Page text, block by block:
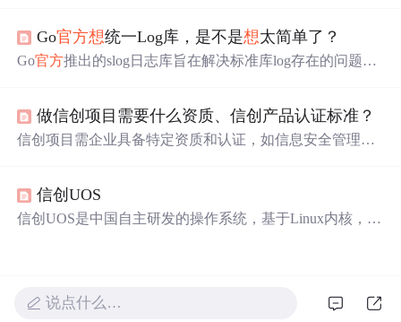
包括标题、自我介绍、解释原因、夸学校和礼貌结尾等模
块，还给出一些撰写小tips。
Go官方想统一Log库，是不是想太简单了？
Go官方推出的slog日志库旨在解决标准库log存在的问题，
志处理器。
做信创项目需要什么资质、信创产品认证标准？
信创项目需企业具备特定资质和认证，如信息安全管理体
请条件与流程，以及安全可靠测评标准、知识产权凭证作
用与获取途径、第三方测试报告提交要求等。
信创UOS
信创UOS是中国自主研发的操作系统，基于Linux内核，旨
作为国产操作系统的代表，信创UOS在推动自主可控发展
方面具有重要意义。
说点什么…